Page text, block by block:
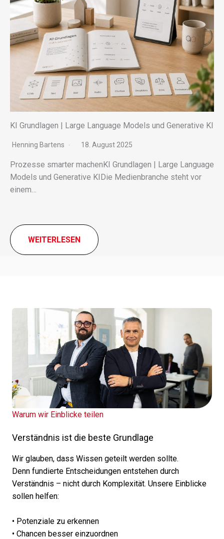
KI Grundlagen | Large Language Models und Generative KI
Henning Bartens 18. August 2025
Prozesse smar­ter machenKI Grundlagen | Large Language
Models und Generative KIDie Medienbranche steht vor
einem…
WEITERLESEN
Warum wir Einblicke teilen
Verständnis ist die beste Grundlage
Wir glau­ben, dass Wissen geteilt werden sollte.
Denn fundierte Entscheidungen entste­hen durch
Verständnis – nicht durch Komplexität. Unsere Einblicke
sollen helfen:
• Potenziale zu erken­nen
• Chancen besser einzu­ord­nen